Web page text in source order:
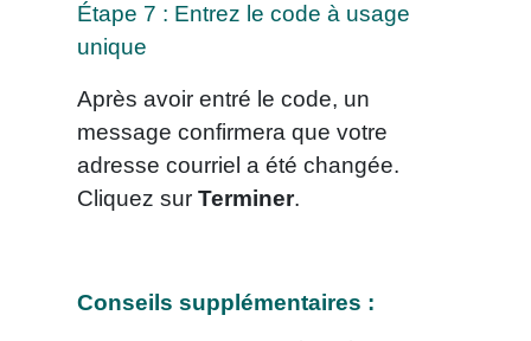
Étape 7 : Entrez le code à usage
unique
Après avoir entré le code, un
message confirmera que votre
adresse courriel a été changée.
Cliquez sur Terminer.
Conseils supplémentaires :